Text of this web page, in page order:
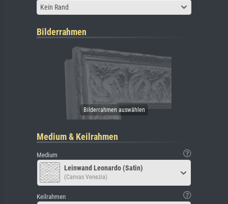
Kein Rand
Bilderrahmen
Medium & Keilrahmen
Medium
Leinwand Leonardo (Satin)
(Canvas Venezia)
Keilrahmen